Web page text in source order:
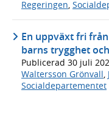
Regeringen,
En uppväxt fri
barns trygghet
Publicerad 30 juli
Waltersson Grönvall
Socialdepartementet